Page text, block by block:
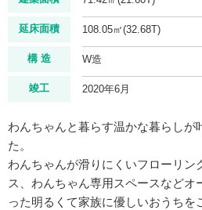
延床面積 108.05㎡(32.68T)
構 造 W造
竣工 2020年6月
わんちゃんと暮らす温かな暮らしが
た。
わんちゃんが滑りにくいフローリン
ス、わんちゃん専用スペースなどオ
った明るくて家族に優しいおうちを